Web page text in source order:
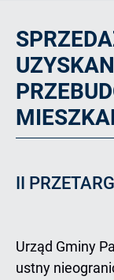
II PRZETARG
Urząd Gminy
ustny